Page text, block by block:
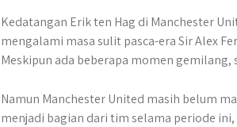
Kedatangan Erik ten Hag di Manchester
mengalami masa sulit pasca-era Sir Alex
Meskipun ada beberapa momen gemilang,
Namun Manchester United masih belum
menjadi bagian dari tim selama periode